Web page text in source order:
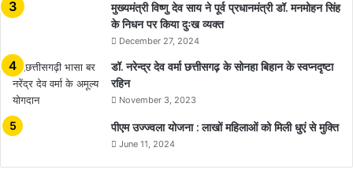
मुख्यमंत्री विष्णु देव साय ने पूर्व प्रधानमंत्री डॉ. मनमोहन सिंह
के निधन पर किया दुःख व्यक्त
December 27, 2024
डॉ. नरेन्द्र देव वर्मा छत्तीसगढ़ के सोनहा बिहान के स्वप्नदृष्टा
रहिन
November 3, 2023
पीएम उज्ज्वला योजना : लाखों महिलाओं को मिली धुएं से मुक्ति
June 11, 2024